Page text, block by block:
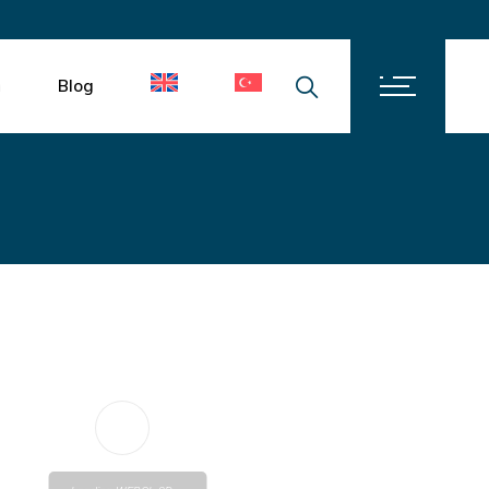
Blog
İletişim
Kariyer